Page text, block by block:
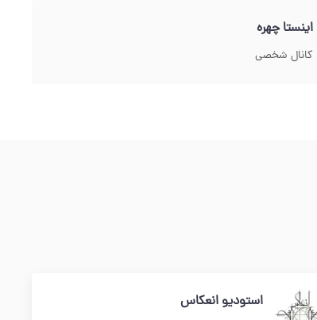
اینستا چهره
کانال شخصی
استودیو انعکاس